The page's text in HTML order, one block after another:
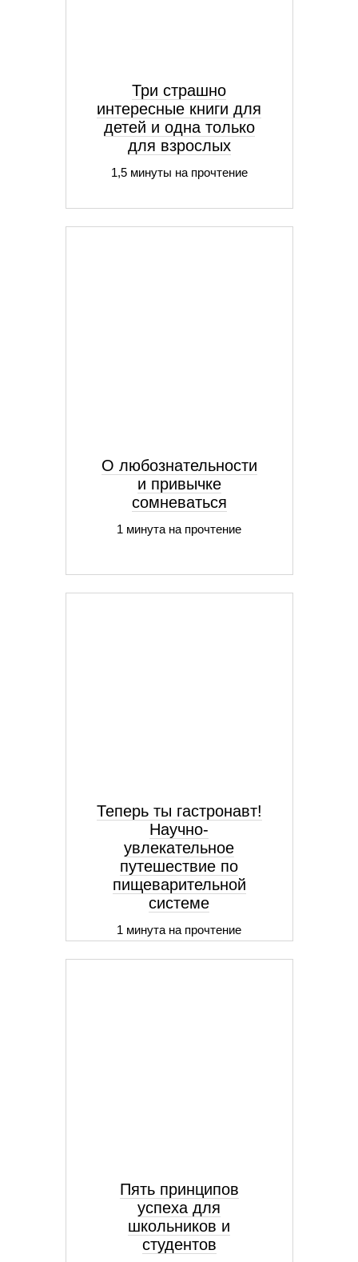
Три страшно
интересные книги для
детей и одна только
для взрослых
1,5 минуты на прочтение
О любознательности
и привычке
сомневаться
1 минута на прочтение
Теперь ты гастронавт!
Научно-
увлекательное
путешествие по
пищеварительной
системе
1 минута на прочтение
Пять принципов
успеха для
школьников и
студентов